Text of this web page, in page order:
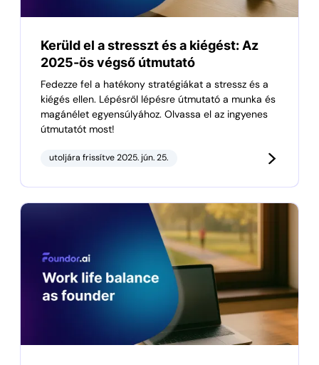
Kerüld el a stresszt és a kiégést: Az
2025-ös végső útmutató
Fedezze fel a hatékony stratégiákat a stressz és a
kiégés ellen. Lépésről lépésre útmutató a munka és
magánélet egyensúlyához. Olvassa el az ingyenes
útmutatót most!
utoljára frissítve 2025. jún. 25.